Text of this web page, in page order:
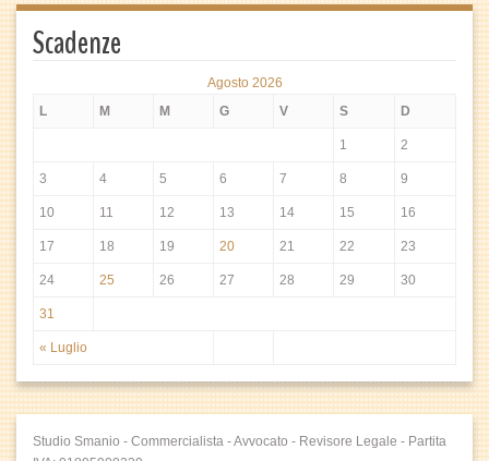
Scadenze
Agosto 2026
L
M M G V S D
« Luglio
1 2
3 4 5 6 7 8 9
10 11 12 13 14 15 16
17 18 19 20 21 22 23
24 25 26 27 28 29 30
31
Studio Smanio - Commercialista - Avvocato - Revisore Legale - Partita